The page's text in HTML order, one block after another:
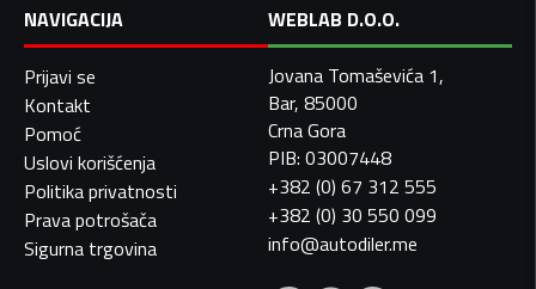
NAVIGACIJA
Prijavi se
Kontakt
Pomoć
Uslovi korišćenja
Politika privatnosti
Prava potrošača
Sigurna trgovina
WEBLAB D.O.O.
Jovana Tomaševića 1,
Bar, 85000
Crna Gora
PIB: 03007448
+382 (0) 67 312 555
+382 (0) 30 550 099
info@autodiler.me